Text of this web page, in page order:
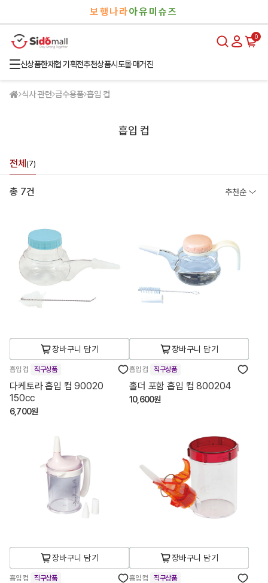
보행나라아유미슈즈
0
신상품한재협 기획전추천상품시도몰 매거진
식사 관련 급수용품 흡입 컵
흡입 컵
전체 (7)
총 7건 추천순
장바구니 담기
흡입 컵 직구상품
다케토라 흡입 컵 90020
150cc
6,700원
장바구니 담기
흡입 컵 직구상품
홀더 포함 흡입 컵 800204
10,600원
장바구니 담기
흡입 컵 직구상품
장바구니 담기
흡입 컵 직구상품